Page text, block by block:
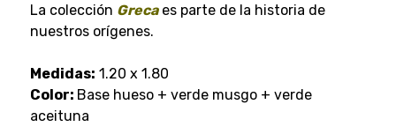
La colección Grecaes parte de la historia de
nuestros orígenes.
Medidas: 1.20 x 1.80
Color: Base hueso + verde musgo + verde
aceituna